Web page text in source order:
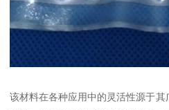
该材料在各种应用中的灵活性源于